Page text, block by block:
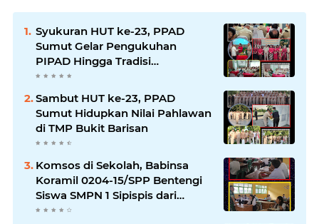
Syukuran HUT ke-23, PPAD
Sumut Gelar Pengukuhan
PIPAD Hingga Tradisi
Kekeluargaan
Sambut HUT ke-23, PPAD
Sumut Hidupkan Nilai Pahlawan
di TMP Bukit Barisan
Komsos di Sekolah, Babinsa
Koramil 0204-15/SPP Bentengi
Siswa SMPN 1 Sipispis dari
Bahaya Narkotika